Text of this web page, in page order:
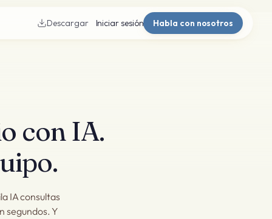
Descargar Iniciar sesión Habla con nosotros
con IA.
IA consultas
segundos. Y